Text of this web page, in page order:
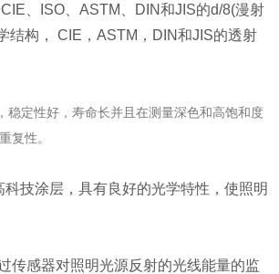
、ISO、ASTM、DIN和JIS的d/8(漫射
结构， CIE，ASTM，DIN和JIS的透射
稳定性好，寿命长并且在测量深色和高饱和度
复性。
技涂层，具有良好的光学特性，使照明
传感器对照明光源反射的光线能量的监